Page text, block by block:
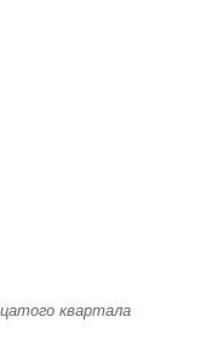
квартала